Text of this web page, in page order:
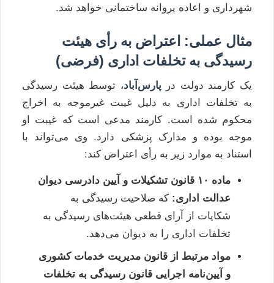
شهرداری و اعاده پروانه ساختمانی خواهد شد.
مثال عملی: اعتراض به رأی هیئت
رسیدگی به تخلفات اداری (فرضی)
یک کارمند دولت در پارس‌آباد، توسط هیئت رسیدگی
به تخلفات اداری به دلیل غیبت غیرموجه به اخراج
محکوم شده است. کارمند مدعی است که غیبت او
موجه بوده و مدارک پزشکی دارد. وی می‌تواند با
استناد به موارد زیر به رأی اعتراض کند:
ماده ۱۰ قانون تشکیلات و آیین دادرسی دیوان
عدالت اداری: که صلاحیت رسیدگی به
شکایات از آرای قطعی هیئت‌های رسیدگی به
تخلفات اداری را به دیوان می‌دهد.
مواد مرتبط از قانون مدیریت خدمات کشوری
و آیین‌نامه اجرایی قانون رسیدگی به تخلفات